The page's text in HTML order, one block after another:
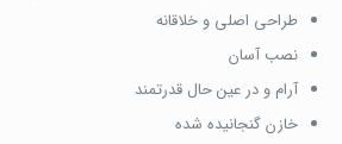
طراحی اصلی و خلاقانه
نصب آسان
آرام و در عین حال قدرتمند
خازن گنجانیده شده